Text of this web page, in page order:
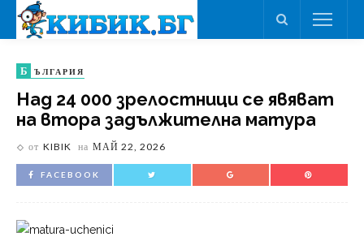
Б ЪЛГАРИЯ
Над 24 000 зрелостници се явяват
на втора задължителна матура
от KIBIK на МАЙ 22, 2026
FACEBOOK